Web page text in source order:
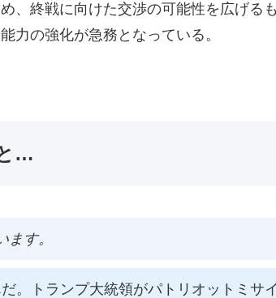
、終戦に向けた交渉の可能性を広げる
力の強化が急務となっている。
…
す。
。トランプ大統領がパトリオットミサ